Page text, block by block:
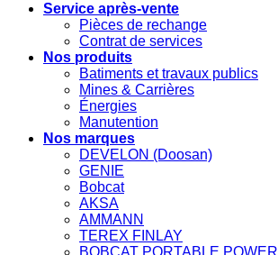
Service après-vente
Pièces de rechange
Contrat de services
Nos produits
Batiments et travaux publics
Mines & Carrières
Énergies
Manutention
Nos marques
DEVELON (Doosan)
GENIE
Bobcat
AKSA
AMMANN
TEREX FINLAY
BOBCAT PORTABLE POWER